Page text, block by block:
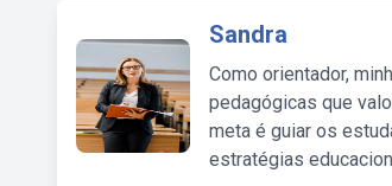
Sandra
Como orientador,
pedagógicas que
meta é guiar os
estratégias